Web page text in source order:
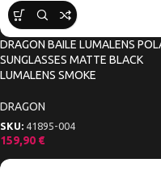
DRAGON BAILE LUMALENS
SUNGLASSES MATTE BLACK
LUMALENS SMOKE
DRAGON
SKU: 41895-004
159,90 €